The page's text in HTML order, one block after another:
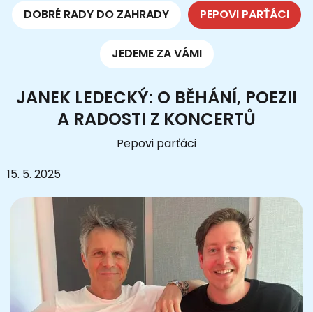
DOBRÉ RADY DO ZAHRADY PEPOVI PARŤÁCI
JEDEME ZA VÁMI
JANEK LEDECKÝ: O BĚHÁNÍ, POEZII
A RADOSTI Z KONCERTŮ
Pepovi parťáci
15. 5. 2025